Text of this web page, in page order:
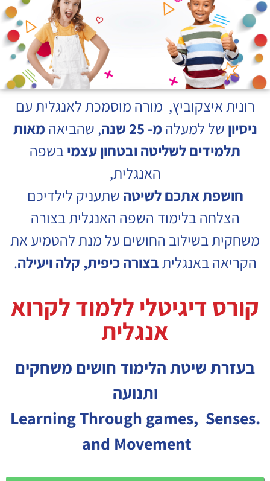
רונית איצקוביץ, מורה מוסמכת לאנגלית עם
ניסיון של למעלה מ- 25 שנה , שהביאה מאות
תלמידיםלשליטה ובטחון עצמיבשפה
האנגלית,
חושפת אתכם לשיטה שתעניק לילדיכם
הצלחה בלימוד השפה האנגלית בצורה
משחקית בשילוב החושים על מנת להטמיע את
הקריאה באנגליתבצורה כיפית, קלה ויעילה.
קורס דיגיטלי ללמוד לקרוא
אנגלית
בעזרת שיטת הלימוד חושים משחקים
ותנועה
.Learning Through games, Senses
and Movement